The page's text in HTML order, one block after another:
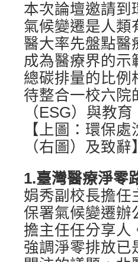
本次論壇邀請到
氣候變遷是人類
醫大率先盤點醫
成為醫療界的示
總碳排量的比例
待整合一校六院
（ESG）與教
【上圖：環保
（右圖）及致辭】
1.臺灣醫療淨零
娟秀副校長擔任
保署氣候變遷辦
擔主任任分享人
強調淨零排放已